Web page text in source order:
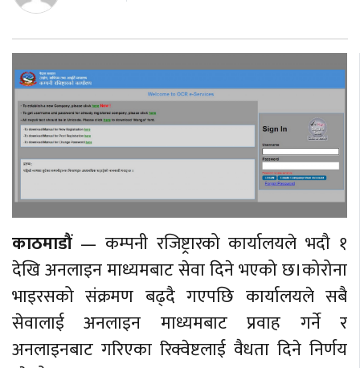
काठमाडौं— कम्पनी रजिष्ट्रारको कार्यालयले भदौ १
देखि अनलाइन माध्यमबाट सेवा दिने भएको छ।कोरोना
भाइरसको संक्रमण बढ्दै गएपछि कार्यालयले सबै
सेवालाई अनलाइन माध्यमबाट प्रवाह गर्ने र
अनलाइनबाट गरिएका रिक्वेष्टलाई वैधता दिने निर्णय